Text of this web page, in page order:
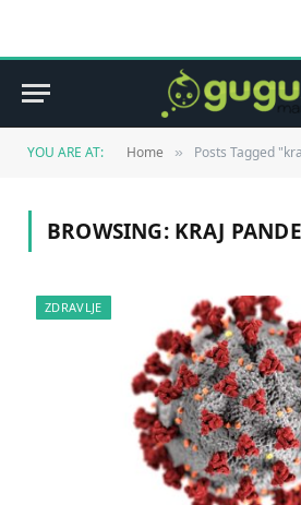
YOU ARE AT: Home » Posts Tagged
BROWSING: KRAJ
ZDRAVLJE